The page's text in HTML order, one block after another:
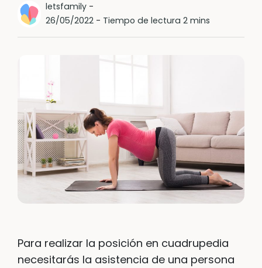
letsfamily-
26/05/2022- Tiempo de lectura 2 mins
Para realizar la posición en cuadrupedia
necesitarás la asistencia de una persona